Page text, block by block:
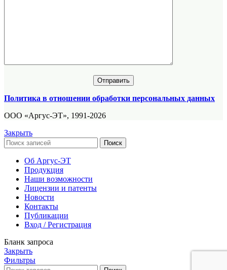
Политика в отношении обработки персональных данных
ООО «Аргус-ЭТ», 1991-2026
Закрыть
Поиск
Об Аргус-ЭТ
Продукция
Наши возможности
Лицензии и патенты
Новости
Контакты
Публикации
Вход / Регистрация
Бланк запроса
Закрыть
Фильтры